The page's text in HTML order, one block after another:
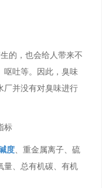
的，也会给人带来不
呕吐等。因此，臭味
厂并没有对臭味进行
标
度 、重金属离子、硫
量、总有机碳、有机